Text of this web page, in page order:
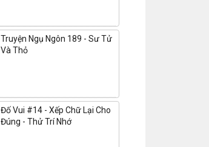
Truyện Ngụ Ngôn 189 - Sư Tử
Và Thỏ
Đố Vui #14 - Xếp Chữ Lại Cho
Đúng - Thử Trí Nhớ